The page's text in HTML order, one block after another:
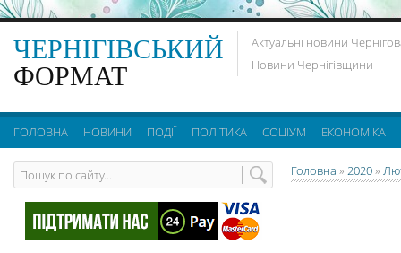
ЧЕРНІГІВСЬКИЙ
ФОРМАТ
Актуальні новини
Новини Чернігівщини
ГОЛОВНА НОВИНИ ПОДІЇ ПОЛІТИКА СОЦІУМ ЕКОНОМІКА
Головна » 2020»